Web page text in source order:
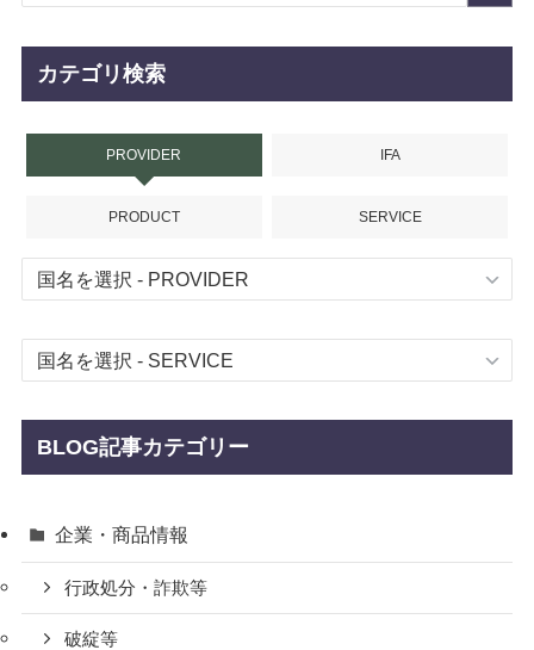
カテゴリ検索
PROVIDER IFA
PRODUCT SERVICE
BLOG記事カテゴリー
企業・商品情報
行政処分・詐欺等
破綻等